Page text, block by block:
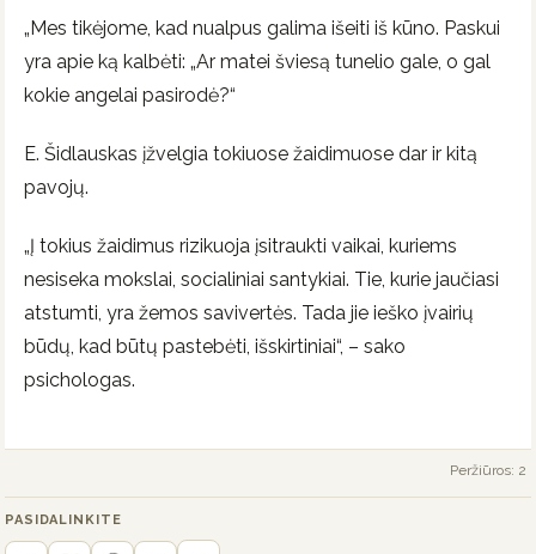
„Mes tikėjome, kad nualpus galima išeiti iš kūno. Paskui
yra apie ką kalbėti: „Ar matei šviesą tunelio gale, o gal
kokie angelai pasirodė?“
E. Šidlauskas įžvelgia tokiuose žaidimuose dar ir kitą
pavojų.
„Į tokius žaidimus rizikuoja įsitraukti vaikai, kuriems
nesiseka mokslai, socialiniai santykiai. Tie, kurie jaučiasi
atstumti, yra žemos savivertės. Tada jie ieško įvairių
būdų, kad būtų pastebėti, išskirtiniai“, – sako
psichologas.
Peržiūros: 2
PASIDALINKITE